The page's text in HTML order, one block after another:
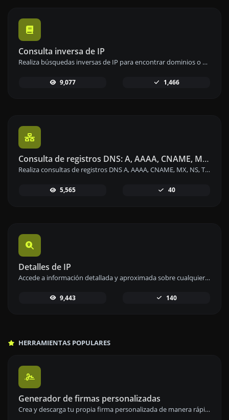
Consulta inversa de IP
Realiza búsquedas inversas de IP para encontrar dominios o anfitriones asociados a cualquier dirección IP.
9,077 1,466
Consulta de registros DNS: A, AAAA, CNAME, MX, NS, TXT, SOA de un host
Realiza consultas de registros DNS A, AAAA, CNAME, MX, NS, TXT y SOA de cualquier host de manera rápida y precisa.
5,565 40
Detalles de IP
Accede a información detallada y aproximada sobre cualquier dirección IP de forma sencilla y rápida.
9,443 140
HERRAMIENTAS POPULARES
Generador de firmas personalizadas
Crea y descarga tu propia firma personalizada de manera rápida y sencilla con nuestro generador de firmas.